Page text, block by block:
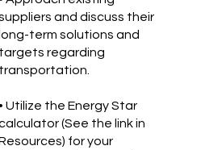
and discuss their
long-term solutions and
targets regarding
transportation.
• Utilize the Energy Star
(See the link in
for your